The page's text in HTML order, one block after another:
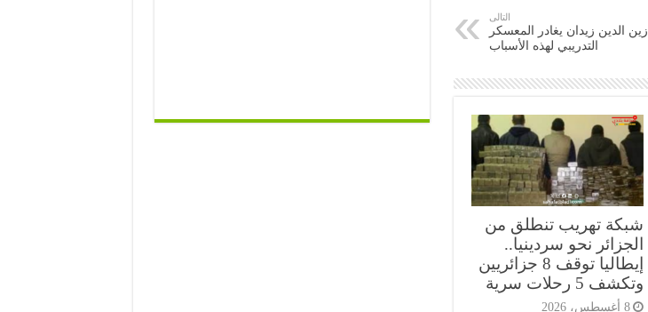
التالى
زين الدين زيدان يغادر المعسكر
التدريبي لهذه الأسباب
شبكة تهريب تنطلق من
الجزائر نحو سردينيا..
إيطاليا توقف 8 جزائريين
وتكشف 5 رحلات سرية
8 أغسطس، 2026